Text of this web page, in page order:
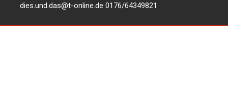
dies.und.das@t-online.de 0176/64349821